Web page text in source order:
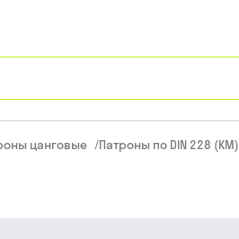
цанговые /Патроны по DIN 228 (КМ)